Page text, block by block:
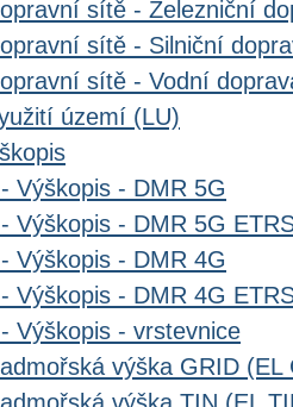
sítě - Železniční
sítě - Silniční
sítě - Vodní
území (LU)
- Výškopis - DMR 5G
- Výškopis - DMR 5G
- Výškopis - DMR 4G
- Výškopis - DMR 4G
- Výškopis - vrstevnice
výška GRID (EL